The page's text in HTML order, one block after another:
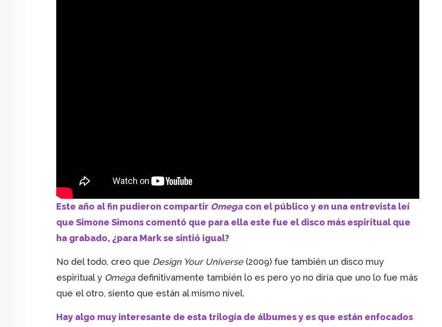
Este año al fin pudieron compartir Omega con el público y en una entrevista leí
que Simone Simons comentó que para ella este fue el disco más espiritual que
ha grabado, ¿para Mark se sintió igual?
No del todo, creo que Design Your Universe (2009) fue también un disco muy
espiritual y Omega definitivamente también lo es pero yo no diría que uno lo fue más
que el otro, siento que están al mismo nivel.
Hay algo muy interesante de esta trilogía de álbumes y es que están enfocados